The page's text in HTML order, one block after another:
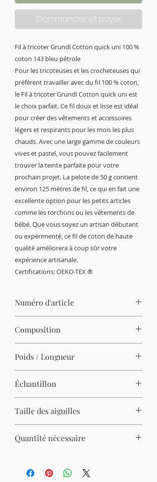
Commander et payer
Fil à tricoter Grundl Cotton quick uni 100 %
coton 143 bleu pétrole
Pour les tricoteuses et les crocheteuses qui
préfèrent travailler avec du fil 100 % coton,
le Fil à tricoter Grundl Cotton quick uni est
le choix parfait. Ce fil doux et lisse est idéal
pour créer des vêtements et accessoires
légers et respirants pour les mois les plus
chauds. Avec une large gamme de couleurs
vives et pastel, vous pouvez facilement
trouver la teinte parfaite pour votre
prochain projet. La pelote de 50 g contient
environ 125 mètres de fil, ce qui en fait une
excellente option pour les petits articles
comme les torchons ou les vêtements de
bébé. Que vous soyez un artisan débutant
ou expérimenté, ce fil de coton de haute
qualité améliorera à coup sûr votre
expérience artisanale.
Certifications: OEKO-TEX ®
Numéro d'article
Composition
Poids / Longueur
Échantillon
Taille des aiguilles
Quantité nécessaire